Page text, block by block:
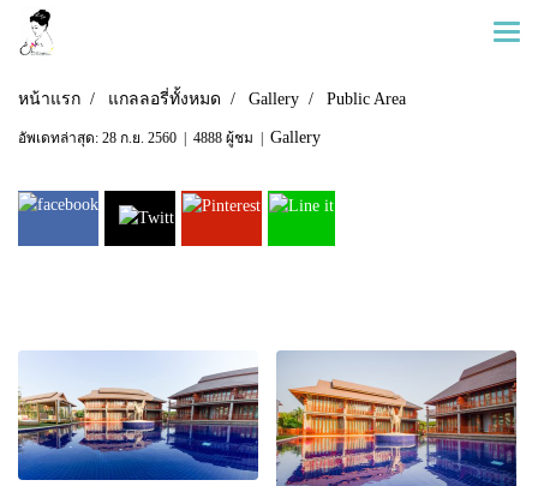
หน้าแรก แกลลอรี่ทั้งหมด Gallery Public Area
อัพเดทล่าสุด: 28 ก.ย. 2560 4888 ผู้ชม Gallery